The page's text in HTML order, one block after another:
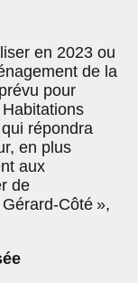
en 2023 ou
de la
pour
Habitations
répondra
en plus
aux
de
Côté »,